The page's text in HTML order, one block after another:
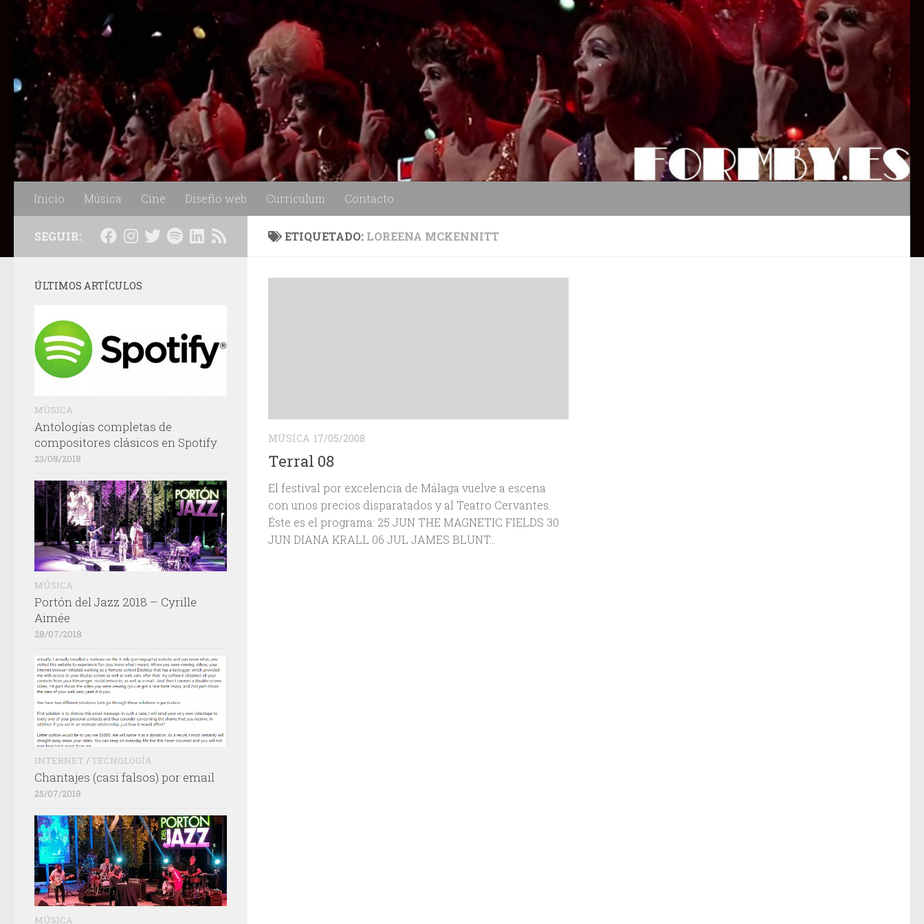
Saltar al contenido
Inicio Música Cine Diseño web Currículum Contacto
ETIQUETADO: LOREENA MCKENNITT
MÚSICA 17/05/2008
Terral 08
El festival por excelencia de Málaga vuelve a escena
con unos precios disparatados y al Teatro Cervantes.
Éste es el programa: 25 JUN THE MAGNETIC FIELDS 30
JUN DIANA KRALL 06 JUL JAMES BLUNT...
SEGUIR:
ÚLTIMOS ARTÍCULOS
MÚSICA
Antologías completas de
compositores clásicos en Spotify
23/08/2018
MÚSICA
Portón del Jazz 2018 – Cyrille
Aimée
28/07/2018
INTERNET / TECNOLOGÍA
Chantajes (casi falsos) por email
25/07/2018
MÚSICA